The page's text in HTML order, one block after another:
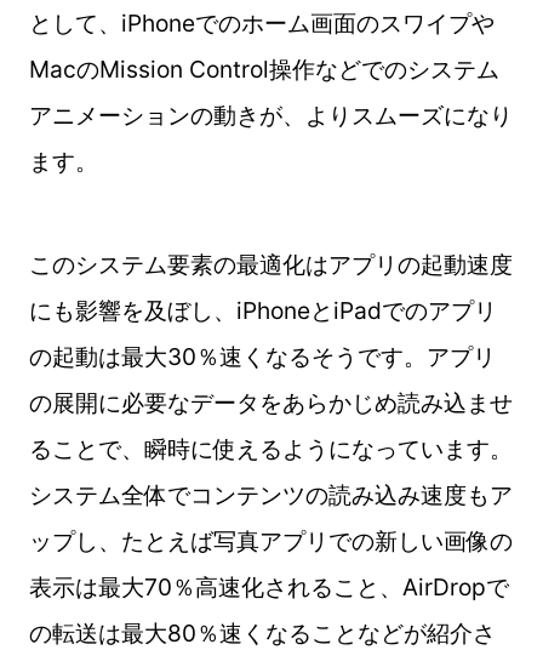
として、iPhoneでのホーム画面のスワイプや
MacのMission Control操作などでのシステム
アニメーションの動きが、よりスムーズになり
ます。
このシステム要素の最適化はアプリの起動速度
にも影響を及ぼし、iPhoneとiPadでのアプリ
の起動は最大30％速くなるそうです。アプリ
の展開に必要なデータをあらかじめ読み込ませ
ることで、瞬時に使えるようになっています。
システム全体でコンテンツの読み込み速度もア
ップし、たとえば写真アプリでの新しい画像の
表示は最大70％高速化されること、AirDropで
の転送は最大80％速くなることなどが紹介さ